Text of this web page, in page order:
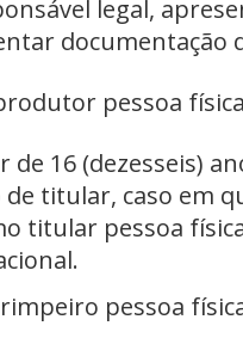
legal,
documentação
pessoa
16 (dezesseis)
titular, caso em
titular pessoa
pessoa